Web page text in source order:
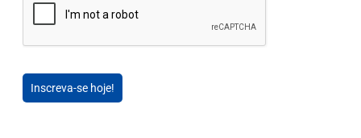
Inscreva-se hoje!